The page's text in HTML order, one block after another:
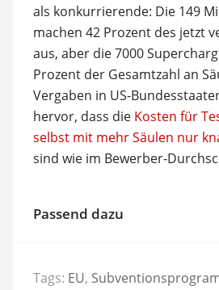
als konkurrierende: Die 149
machen 42 Prozent des jetzt
aus, aber die 7000
Prozent der Gesamtzahl an
Vergaben in US-
hervor, dass die Kosten für
selbst mit mehr Säulen nur
sind wie im Bewerber-
Passend dazu
Tags: EU,